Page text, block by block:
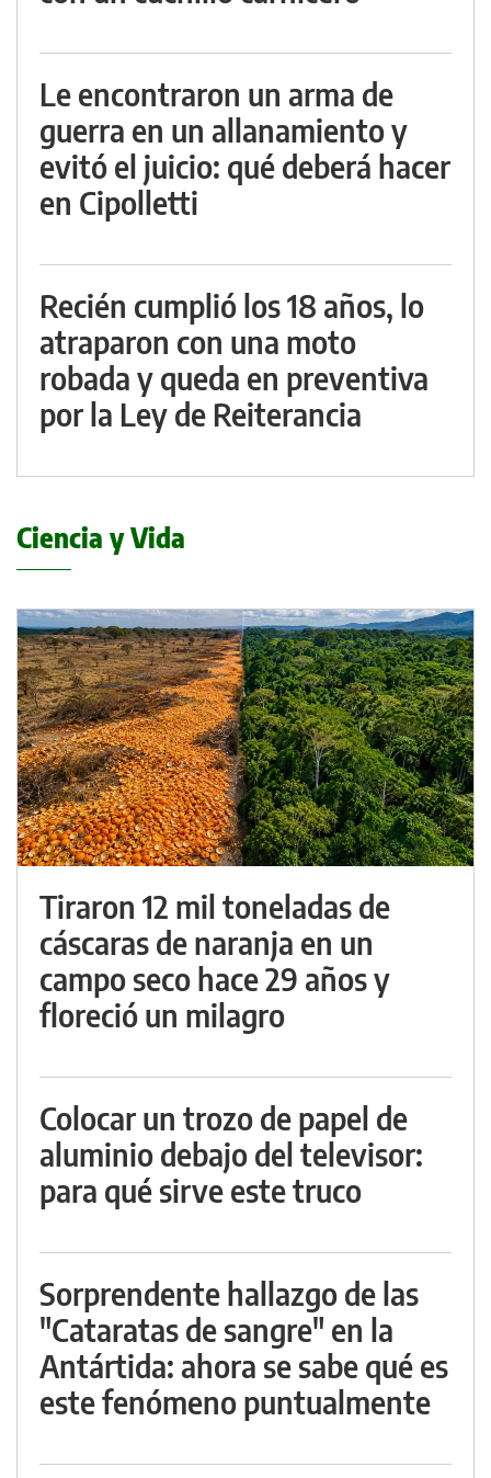
Le encontraron un arma de
guerra en un allanamiento y
evitó el juicio: qué deberá hacer
en Cipolletti
Recién cumplió los 18 años, lo
atraparon con una moto
robada y queda en preventiva
por la Ley de Reiterancia
Ciencia y Vida
Tiraron 12 mil toneladas de
cáscaras de naranja en un
campo seco hace 29 años y
floreció un milagro
Colocar un trozo de papel de
aluminio debajo del televisor:
para qué sirve este truco
Sorprendente hallazgo de las
"Cataratas de sangre" en la
Antártida: ahora se sabe qué es
este fenómeno puntualmente